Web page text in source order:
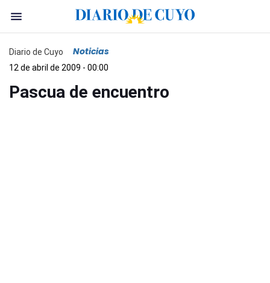
Diario de Cuyo Noticias
12 de abril de 2009 - 00:00
Pascua de encuentro